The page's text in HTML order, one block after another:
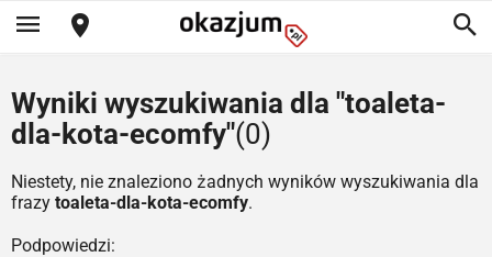
Wyniki wyszukiwania dla "toaleta-
dla-kota-ecomfy"(0)
Niestety, nie znaleziono żadnych wyników wyszukiwania dla
frazy toaleta-dla-kota-ecomfy.
Podpowiedzi: